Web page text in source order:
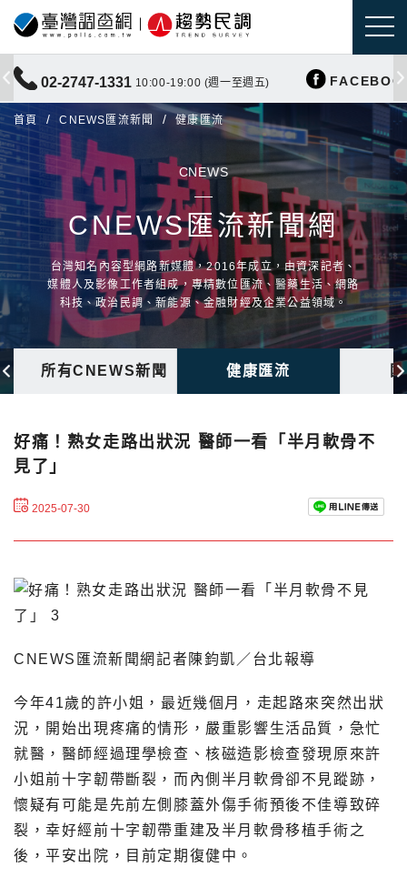
02-2747-1331 10:00-19:00 (週一至週五)
首頁 CNEWS匯流新聞 健康匯流
CNEWS
CNEWS匯流新聞網
台灣知名內容型網路新媒體，2016年成立，由資深記者、
媒體人及影像工作者組成，專精數位匯流、醫藥生活、網路
科技、政治民調、新能源、金融財經及企業公益領域。
所有CNEWS新聞 健康匯流
好痛！熟女走路出狀況 醫師一看「半月軟骨不
見了」
2025-07-30
CNEWS匯流新聞網記者陳鈞凱／台北報導
今年41歲的許小姐，最近幾個月，走起路來突然出狀
況，開始出現疼痛的情形，嚴重影響生活品質，急忙
就醫，醫師經過理學檢查、核磁造影檢查發現原來許
小姐前十字韌帶斷裂，而內側半月軟骨卻不見蹤跡，
懷疑有可能是先前左側膝蓋外傷手術預後不佳導致碎
裂，幸好經前十字韌帶重建及半月軟骨移植手術之
後，平安出院，目前定期復健中。